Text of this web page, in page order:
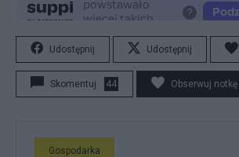
Udostępnij Udostępnij
Skomentuj 44 Obserwuj notkę
Gospodarka